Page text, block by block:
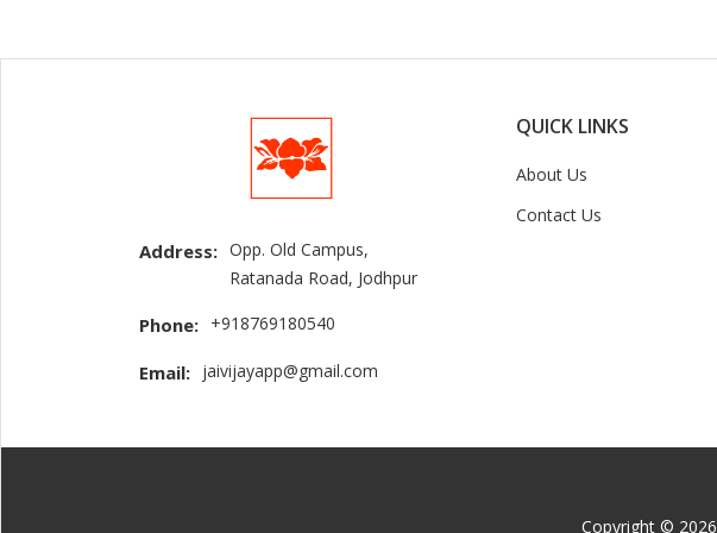
Address: Opp. Old Campus,
Ratanada Road, Jodhpur
Phone: +918769180540
Email: jaivijayapp@gmail.com
QUICK LINKS
About Us
Contact Us
Copyright © 2026